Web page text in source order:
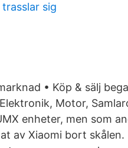
sig
• Köp & sälj
Motor,
enheter, men som
av Xiaomi bort skålen.